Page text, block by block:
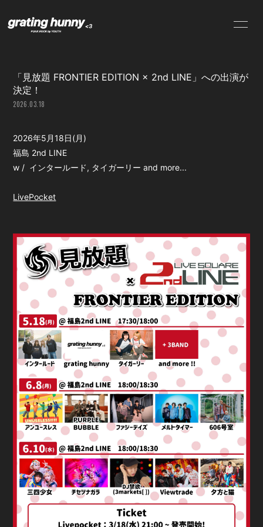
PROFILE
VIDEO
DISCOGRAPHY
「見放題 FRONTIER EDITION × 2nd LINE」への出演が
決定！
2026.03.18
2026年5月18日(月)
福島 2nd LINE
w / インタールード, タイガーリー and more...
LivePocket